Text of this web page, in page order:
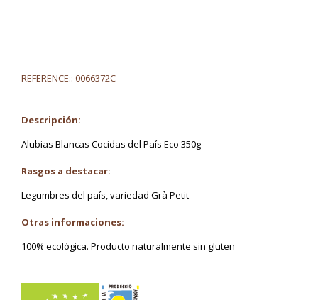
REFERENCE:: 0066372C
Descripción:
Alubias Blancas Cocidas del País Eco 350g
Rasgos a destacar:
Legumbres del país, variedad Grà Petit
Otras informaciones:
100% ecológica. Producto naturalmente sin gluten